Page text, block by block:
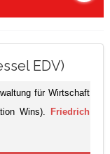
EDV)
für Wirtschaft
Wins).
Friedrich